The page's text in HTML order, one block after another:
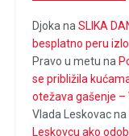
Djoka na SLIKA
besplatno peru
Pravo u metu na
se približila
otežava gašenje –
Vlada Leskovacna
Leskovcu ako